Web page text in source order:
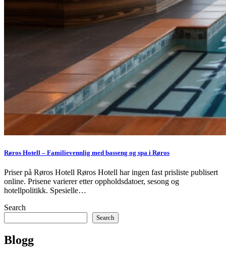
Røros Hotell – Familievennlig med basseng og spa i Røros
Priser på Røros Hotell Røros Hotell har ingen fast prisliste publisert
online. Prisene varierer etter oppholdsdatoer, sesong og
hotellpolitikk. Spesielle…
Search
Search
Blogg